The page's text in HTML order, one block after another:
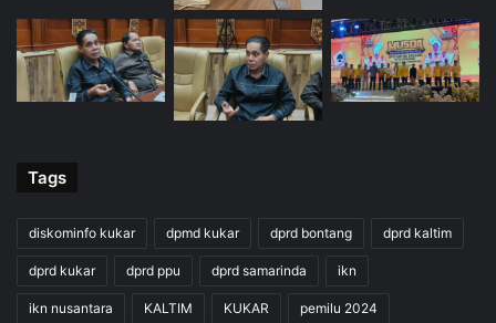
Tags
diskominfo kukar dpmd kukar dprd bontang dprd kaltim
dprd kukar dprd ppu dprd samarinda ikn
ikn nusantara KALTIM KUKAR pemilu 2024